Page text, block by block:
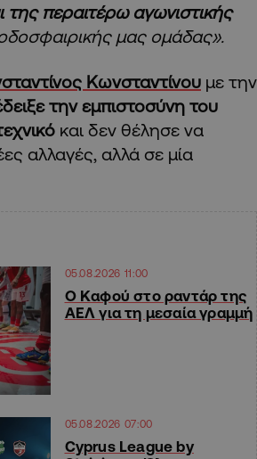
της περαιτέρω αγωνιστικής
μας ομάδας».
Κωνσταντίνου με την
την εμπιστοσύνη του
και δεν θέλησε να
αλλαγές, αλλά σε μία
05.08.2026 11:00
Ο Καφού στο ραντάρ της
ΑΕΛ για τη μεσαία γραμμή
05.08.2026 07:00
Cyprus League by